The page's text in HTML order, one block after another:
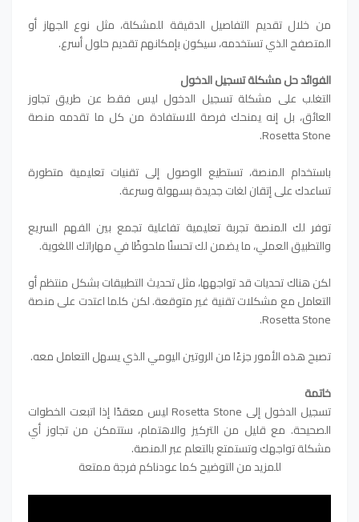
من خلال تقديم التفاصيل الدقيقة للمشكلة، مثل نوع الجهاز أو
المتصفح الذي تستخدمه، سيكون بإمكانهم تقديم حلول أسرع.
الفوائد حل مشكلة تسجيل الدخول
التغلب على مشكلة تسجيل الدخول ليس فقط عن طريق تجاوز
العائق، بل إنه يمنحك فرصة للاستفادة من كل ما تقدمه منصة
Rosetta Stone.
باستخدام المنصة، تستطيع الوصول إلى تقنيات تعليمية متطورة
تساعدك على إتقان لغات جديدة بسهولة وسرعة.
توفر لك المنصة تجربة تعليمية تفاعلية تجمع بين الفهم السريع
والتطبيق العملي، ما يضمن لك تحسنًا ملحوظًا في مهاراتك اللغوية.
لكن هناك تحديات قد تواجهها، مثل تحديث التطبيقات بشكل منتظم أو
التعامل مع مشكلات تقنية غير متوقعة. لكن كلما اعتدت على منصة
Rosetta Stone.
تصبح هذه الأمور جزءًا من الروتين اليومي الذي يسهل التعامل معه.
خاتمة
تسجيل الدخول إلى Rosetta Stone ليس معقدًا إذا اتبعت الخطوات
الصحيحة. مع قليل من التركيز والاهتمام، ستتمكن من تجاوز أي
مشكلة تواجهك وتستمتع بالتعلم عبر المنصة.
للمزيد من التوضيح كما عودناكم فرجة ممتعة